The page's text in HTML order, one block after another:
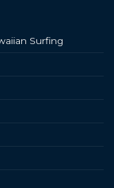
Surfing